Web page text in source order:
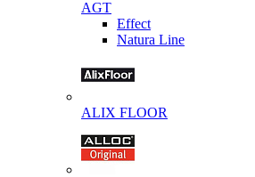
AGT
Effect
Natura Line
ALIX FLOOR